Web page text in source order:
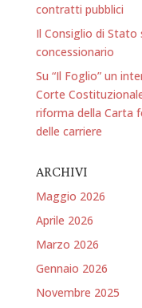
contratti pubblici
Il Consiglio di
concessionario
Su “Il Foglio” un
Corte
riforma della Carta
delle carriere
ARCHIVI
Maggio 2026
Aprile 2026
Marzo 2026
Gennaio 2026
Novembre 2025